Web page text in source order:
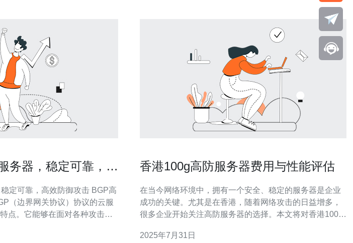
务器，稳定可靠，高
靠，高效防御攻击 BGP高
（边界网关协议）协议的云服
点。它能够在面对各种攻击时
香港100g高防服务器费用与性能评估
在当今网络环境中，拥有一个安全、稳定的服务器是企业
成功的关键。尤其是在香港，随着网络攻击的日益增多，
很多企业开始关注高防服务器的选择。本文将对香港100g
智的选择。 香港100g高防服务器的费用如何？ 香港的
2025年7月31日